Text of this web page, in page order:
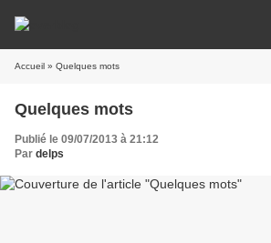
Accueil » Quelques mots
Quelques mots
Publié le 09/07/2013 à 21:12
Par delps